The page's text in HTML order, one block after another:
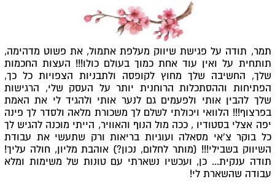
תמר, תודה על פגישת שיווק מעלפת אתמול, את פשוט מדהימה,
תותחית על ואין עוד אחת כמוך בעולם כולו!!! העצות החכמות
שלך, החשיבה שלך מחוץ לקופסה ולתבניות הצפויות כל כך,
הפתיחות וההסתכלות הרוחנית יותר על העסק שלי, הרגישות
שלך להבין אותי ולפעמים גם לנער אותי ולהגיד לי את האמת
בפרצוף!!! הלוואי ויכולתי לשלם לך משכורת מלאה ולסדר לך פינה
יפה אצלי בסטודיו , ככה מול הנוף והאוויר, הייתי מוכנה להגיש לך
כל בוקר צ'אי מסאלה ועוגיות בריאות ורק שתעשי את עבודת
השיווק בשבילי!!! (מותר לחלום, נכון?) אוהבת מליון, חולה עליך!
תודה ענקית... כן, ועכשיו נשארתי עם טונות של משימות ומלא
עבודה שהשארת לי!